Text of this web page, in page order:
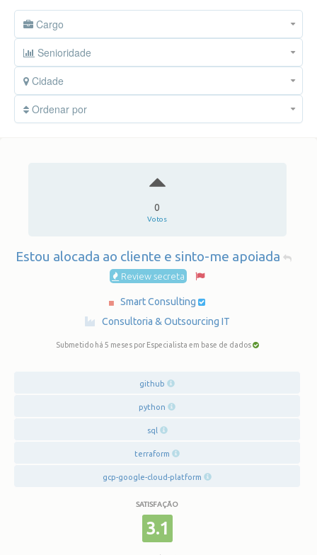
Cargo
Senioridade
Cidade
Ordenar por
0
Votos
Estou alocada ao cliente e sinto-me apoiada
Review secreta
Smart Consulting
·
Consultoria & Outsourcing IT
Submetido há 5 meses por Especialista em base de dados
github
python
sql
terraform
gcp-google-cloud-platform
SATISFAÇÃO
3.1